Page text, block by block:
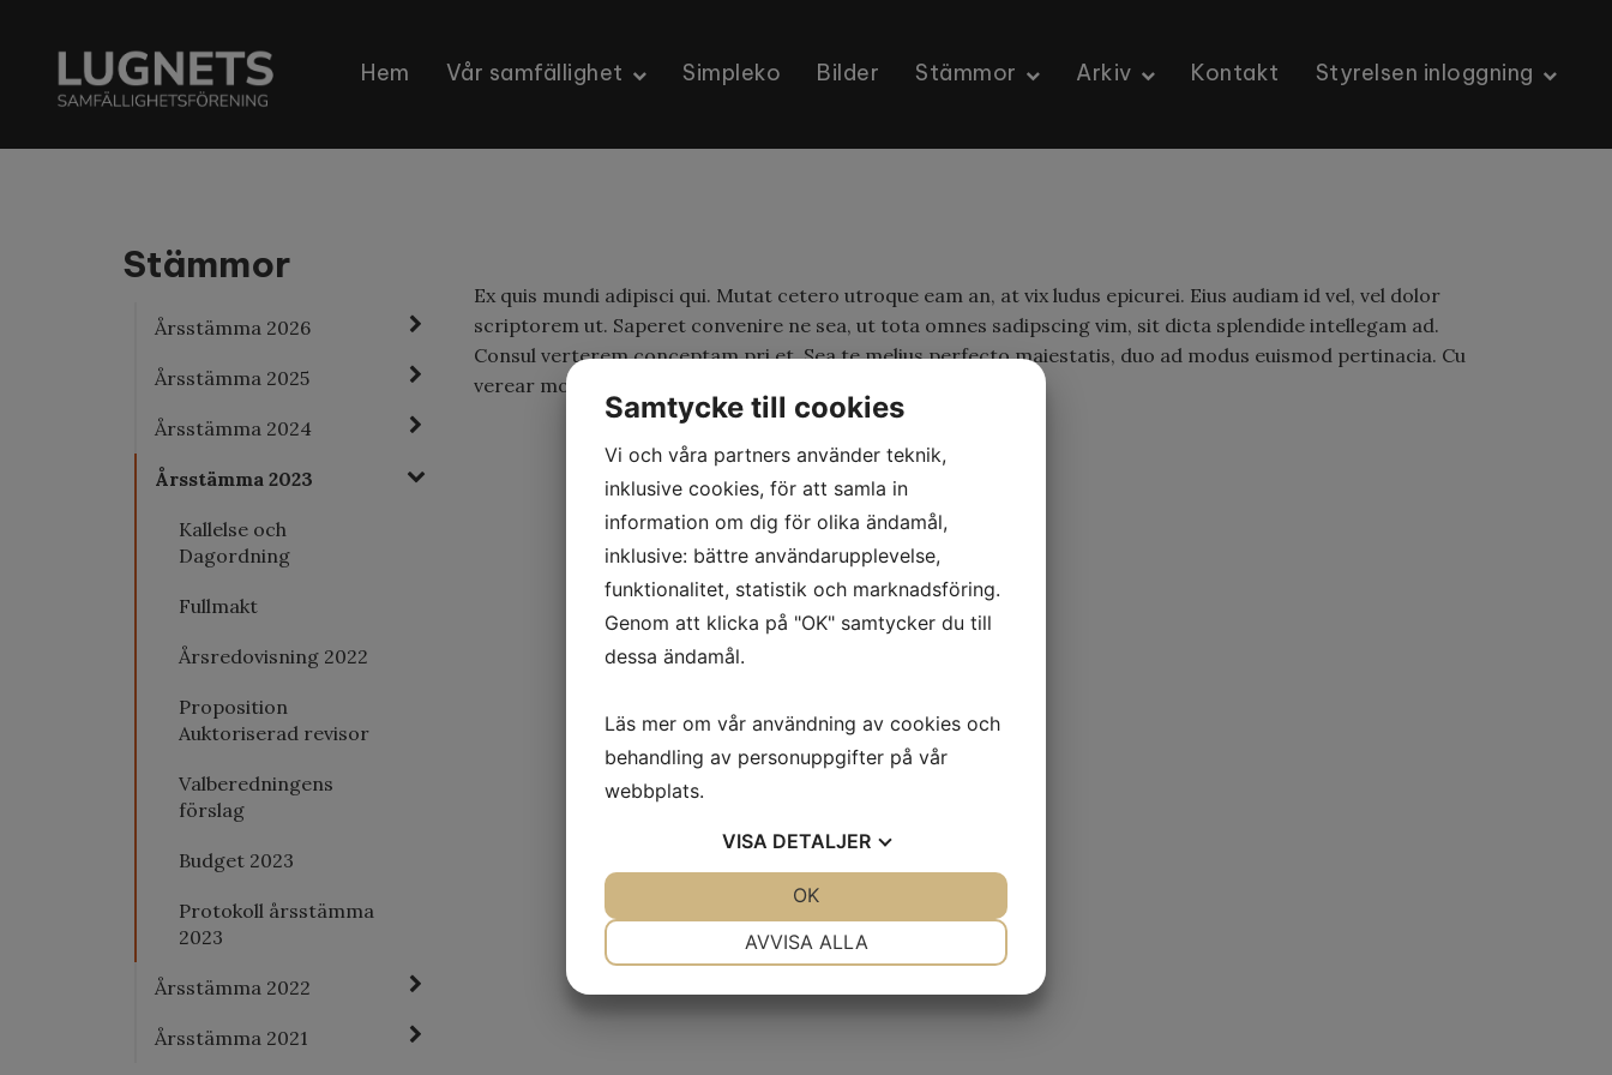
Hem Vår samfällighet Simpleko Bilder Stämmor Arkiv Kontakt Styrelsen inloggning
Stämmor
Årsstämma 2026
Årsstämma 2025
Årsstämma 2024
Årsstämma 2023
Kallelse och
Dagordning
Fullmakt
Årsredovisning 2022
Proposition
Auktoriserad revisor
Valberedningens
förslag
Budget 2023
Protokoll årsstämma
2023
Årsstämma 2022
Årsstämma 2021
Ex quis mundi adipisci qui. Mutat cetero utroque eam an, at vix ludus epicurei. Eius audiam id vel, vel dolor
scriptorem ut. Saperet convenire ne sea, ut tota omnes sadipscing vim, sit dicta splendide intellegam ad.
Consul verterem conceptam pri et. Sea te melius perfecto maiestatis, duo ad modus euismod pertinacia. Cu
verear molestiae sed, soluta torquatos ex mei.
Samtycke till cookies
Vi och våra partners använder teknik,
inklusive cookies, för att samla in
information om dig för olika ändamål,
inklusive: bättre användarupplevelse,
funktionalitet, statistik och marknadsföring.
Genom att klicka på "OK" samtycker du till
dessa ändamål.
Läs mer om vår användning av cookies och
behandling av personuppgifter på vår
webbplats.
VISA DETALJER
AVVISA ALLA
OK